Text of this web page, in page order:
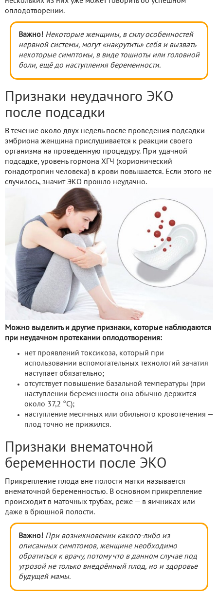
оплодотворении.
Важно! Некоторые женщины, в силу особенностей
нервной системы, могут «накрутить» себя и вызвать
некоторые симптомы, в виде тошноты или головной
боли, ещё до наступления беременности.
Признаки неудачного ЭКО
после подсадки
В течение около двух недель после проведения подсадки
эмбриона женщина прислушивается к реакции своего
организма на проведенную процедуру. При удачной
подсадке, уровень гормона ХГЧ (хорионический
гонадотропин человека) в крови повышается. Если этого не
случилось, значит ЭКО прошло неудачно.
Можно выделить и другие признаки, которые наблюдаются
при неудачном протекании оплодотворения:
нет проявлений токсикоза, который при
использовании вспомогательных технологий зачатия
наступает обязательно;
отсутствует повышение базальной температуры (при
наступлении беременности она обычно держится
около 37,2 °С);
наступление месячных или обильного кровотечения —
плод точно не прижился.
Признаки внематочной
беременности после ЭКО
Прикрепление плода вне полости матки называется
внематочной беременностью. В основном прикрепление
происходит в маточных трубах, реже — в яичниках или
даже в брюшной полости.
Важно! При возникновении какого-либо из
описанных симптомов, женщине необходимо
обратиться к врачу, потому что в данном случае под
угрозой не только внедрённый плод, но и здоровье
будущей мамы.